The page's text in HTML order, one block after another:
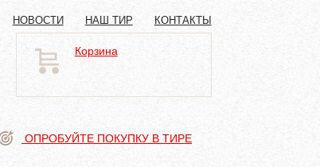
НОВОСТИ НАШ ТИР КОНТАКТЫ
Корзина
ОПРОБУЙТЕ ПОКУПКУ В ТИРЕ